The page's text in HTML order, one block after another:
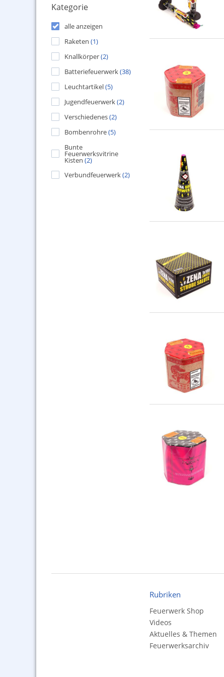
Kategorie
alle anzeigen
Raketen (1)
Knallkörper(2)
Batteriefeuerwerk(38)
Leuchtartikel(5)
Jugendfeuerwerk(2)
Verschiedenes(2)
Bombenrohre(5)
Bunte
Feuerwerksvitrine
Kisten (2)
Verbundfeuerwerk(2)
Rubriken
Feuerwerk Shop
Videos
Aktuelles & Themen
Feuerwerksarchiv